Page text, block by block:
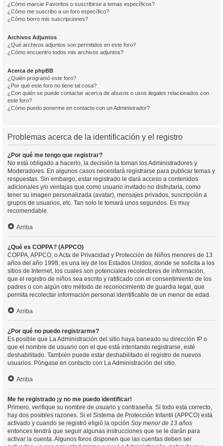
¿Cómo marcar Favoritos o suscribirse a temas específicos?
¿Cómo me suscribo a un foro específico?
¿Cómo borro mis suscripciones?
Archivos Adjuntos
¿Qué archivos adjuntos son permitidos en este foro?
¿Cómo encuentro todos mis archivos adjuntos?
Acerca de phpBB
¿Quién programó este foro?
¿Por qué este foro no tiene tal cosa?
¿Con quién se puede contactar acerca de abusos o usos ilegales relacionados con
este foro?
¿Cómo puedo ponerme en contacto con un Administrador?
Problemas acerca de la identificación y el registro
¿Por qué me tengo que registrar?
No está obligado a hacerlo, la decisión la toman los Administradores y
Moderadores. En algunos casos necesitará registrarse para publicar temas y
respuestas. Sin embargo, estar registrado le dará acceso a contenidos
adicionales y/o ventajas que como usuario invitado no disfrutaría, como
tener su imagen personalizada (avatar), mensajes privados, suscripción a
grupos de usuarios, etc. Tan solo le tomará unos segundos. Es muy
recomendable.
Arriba
¿Qué es COPPA? (APPCO)
COPPA, APPCO, o Acta de Privacidad y Protección de Niños menores de 13
años del año 1998, es una ley de los Estados Unidos, donde se solicita a los
sitios de Internet, los cuales son potenciales recolectores de información,
que el registro de niños sea escrito y ratificado con el consentimiento de los
padres o con algún otro método de reconocimiento de guardia legal, que
permita recolectar información personal identificable de un menor de edad.
Arriba
¿Por qué no puedo registrarme?
Es posible que La Administración del sitio haya baneado su dirección IP o
que el nombre de usuario con el que está intentando registrarse, esté
deshabilitado. También puede estar deshabilitado el registro de nuevos
usuarios. Póngase en contacto con La Administración del sitio.
Arriba
Me he registrado ¡y no me puedo identificar!
Primero, verifique su nombre de usuario y contraseña. Si todo está correcto,
hay dos posibles razones. Si el Sistema de Protección Infantil (APPCO) está
activado y cuando se registró eligió la opción Soy menor de 13 años
entonces tendrá que seguir algunas instrucciones que se le darán para
activar la cuenta. Algunos foros disponen que las cuentas deben ser